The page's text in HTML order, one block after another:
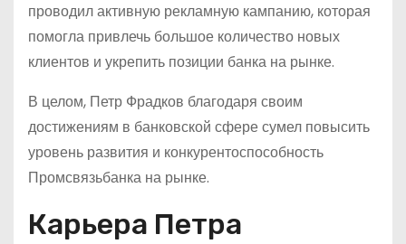
проводил активную рекламную кампанию, которая
помогла привлечь большое количество новых
клиентов и укрепить позиции банка на рынке.
В целом, Петр Фрадков благодаря своим
достижениям в банковской сфере сумел повысить
уровень развития и конкурентоспособность
Промсвязьбанка на рынке.
Карьера Петра